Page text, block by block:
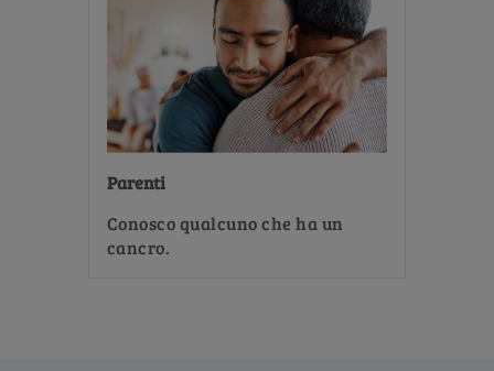
Parenti
Conosco qualcuno che ha un
cancro.